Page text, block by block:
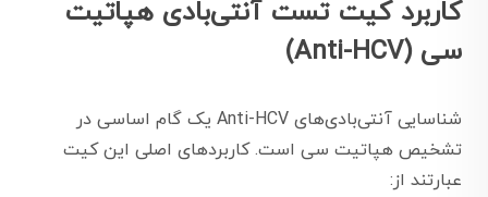
کاربرد کیت تست آنتی‌بادی هپاتیت
سی (Anti-HCV)
شناسایی آنتی‌بادی‌های Anti-HCV یک گام اساسی در
تشخیص هپاتیت سی است. کاربردهای اصلی این کیت
عبارتند از: